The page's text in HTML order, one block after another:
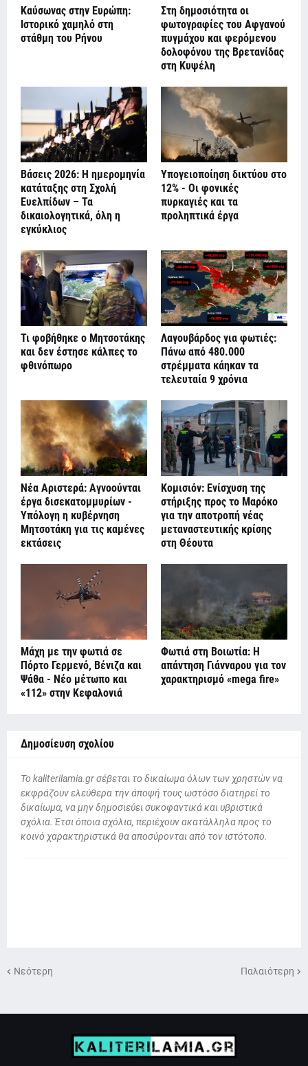
Καύσωνας στην Ευρώπη:
Ιστορικό χαμηλό στη
στάθμη του Ρήνου
Στη δημοσιότητα οι
φωτογραφίες του Αφγανού
πυγμάχου και φερόμενου
δολοφόνου της Βρετανίδας
στη Κυψέλη
Βάσεις 2026: Η ημερομηνία
κατάταξης στη Σχολή
Ευελπίδων – Τα
δικαιολογητικά, όλη η
εγκύκλιος
Υπογειοποίηση δικτύου στο
12% - Οι φονικές
πυρκαγιές και τα
προληπτικά έργα
Τι φοβήθηκε ο Μητσοτάκης
και δεν έστησε κάλπες το
φθινόπωρο
Λαγουβάρδος για φωτιές:
Πάνω από 480.000
στρέμματα κάηκαν τα
τελευταία 9 χρόνια
Νέα Αριστερά: Αγνοούνται
έργα δισεκατομμυρίων -
Υπόλογη η κυβέρνηση
Μητσοτάκη για τις καμένες
εκτάσεις
Κομισιόν: Ενίσχυση της
στήριξης προς το Μαρόκο
για την αποτροπή νέας
μεταναστευτικής κρίσης
στη Θέουτα
Μάχη με την φωτιά σε
Πόρτο Γερμενό, Βένιζα και
Ψάθα - Νέο μέτωπο και
«112» στην Κεφαλονιά
Φωτιά στη Βοιωτία: Η
απάντηση Γιάνναρου για τον
χαρακτηρισμό «mega fire»
Δημοσίευση σχολίου
To kaliterilamia.gr σέβεται το δικαίωμα όλων των χρηστών να
εκφράζουν ελεύθερα την άποψή τους ωστόσο διατηρεί το
δικαίωμα, να μην δημοσιεύει συκοφαντικά και υβριστικά
σχόλια. Έτσι όποια σχόλια, περιέχουν ακατάλληλα προς το
κοινό χαρακτηριστικά θα αποσύρονται από τον ιστότοπο.
Νεότερη Παλαιότερη